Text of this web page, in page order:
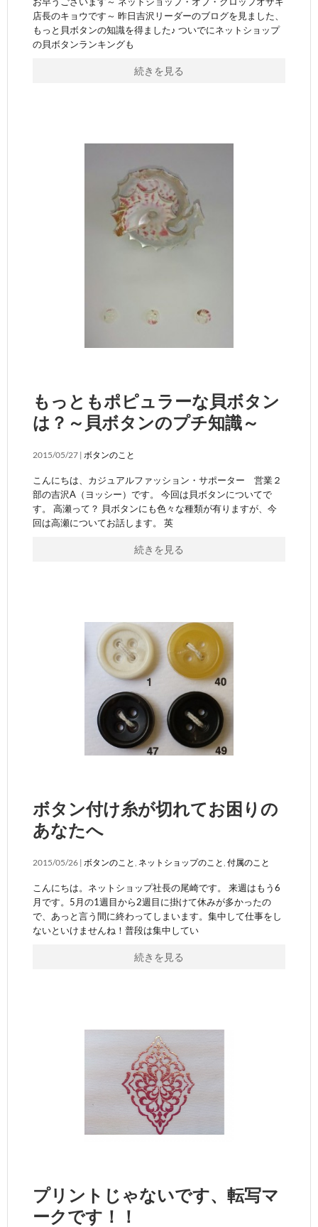
店長のキョウです～ 昨日吉沢リーダーのブログを見ました、
もっと貝ボタンの知識を得ました♪ ついでにネットショップ
の貝ボタンランキングも
続きを見る
もっともポピュラーな貝ボタン
は？～貝ボタンのプチ知識～
2015/05/27 | ボタンのこと
こんにちは、カジュアルファッション・サポーター 営業２
部の吉沢A（ヨッシー）です。 今回は貝ボタンについてで
す。 高瀬って？ 貝ボタンにも色々な種類が有りますが、今
回は高瀬についてお話します。 英
続きを見る
ボタン付け糸が切れてお困りの
あなたへ
2015/05/26 | ボタンのこと, ネットショップのこと, 付属のこと
こんにちは。ネットショップ社長の尾崎です。 来週はもう6
月です。5月の1週目から2週目に掛けて休みが多かったの
で、あっと言う間に終わってしまいます。集中して仕事をし
ないといけませんね！普段は集中してい
続きを見る
プリントじゃないです、転写マ
ークです！！